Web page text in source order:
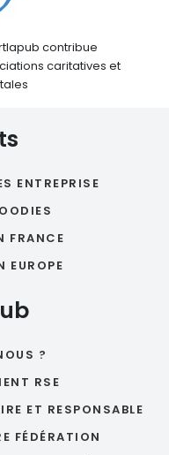
contribue
caritatives et
ENTREPRISE
FRANCE
EUROPE
?
RSE
ET RESPONSABLE
FÉDÉRATION